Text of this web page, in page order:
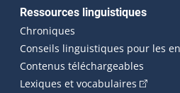
Ressources linguistiques
Chroniques
Conseils linguistiques pour les
Contenus téléchargeables
Lexiques et vocabulaires (Cet